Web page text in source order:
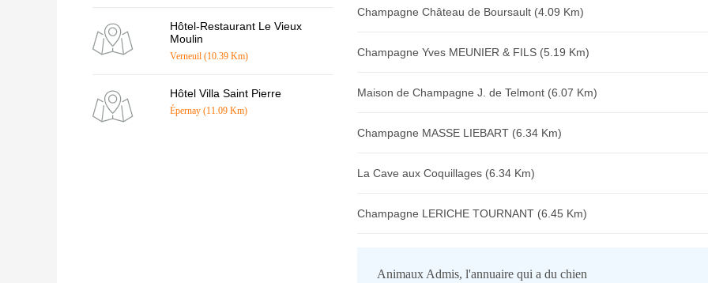
Hôtel-Restaurant Le Vieux
Moulin
Verneuil (10.39 Km)
Hôtel Villa Saint Pierre
Épernay (11.09 Km)
Champagne Château de Boursault (4.09 Km)
Champagne Yves MEUNIER & FILS (5.19 Km)
Maison de Champagne J. de Telmont (6.07 Km)
Champagne MASSE LIEBART (6.34 Km)
La Cave aux Coquillages (6.34 Km)
Champagne LERICHE TOURNANT (6.45 Km)
Animaux Admis, l'annuaire qui a du chien